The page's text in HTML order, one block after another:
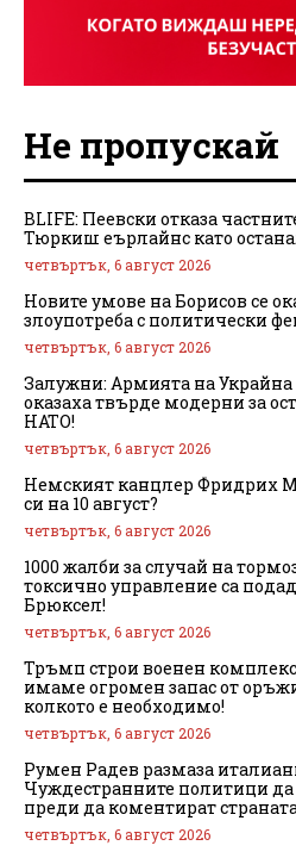
Не пропускай
BLIFE: Пеевски отказа
Тюркиш еърлайнс като
четвъртък, 6 август 2026
Новите умове на Борисов се
злоупотреба с политически
четвъртък, 6 август 2026
Залужни: Армията на Украйна
оказаха твърде модерни за
НАТО!
четвъртък, 6 август 2026
Немският канцлер Фридрих
си на 10 август?
четвъртък, 6 август 2026
1000 жалби за случай на
токсично управление са
Брюксел!
четвъртък, 6 август 2026
Тръмп строи военен
имаме огромен запас от
колкото е необходимо!
четвъртък, 6 август 2026
Румен Радев размаза
Чуждестранните политици да
преди да коментират
четвъртък, 6 август 2026